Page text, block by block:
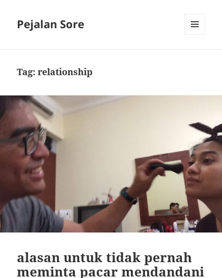
Pejalan Sore
Tag:relationship
alasan untuk tidak pernah
meminta pacar mendandani